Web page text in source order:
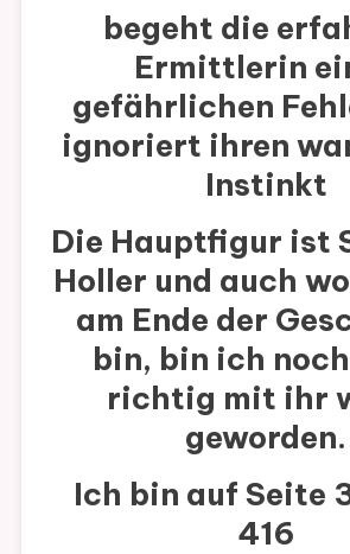
begeht die
Ermittlerin
gefährlichen
ignoriert ihren
Instinkt
Die Hauptfigur ist
Holler und auch
am Ende der
bin, bin ich
richtig mit ihr
geworden.
Ich bin auf Seite
416